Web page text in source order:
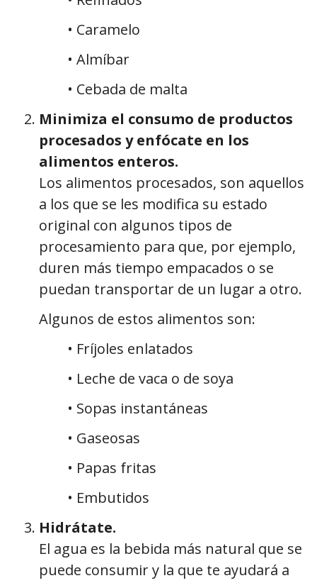
• Caramelo
• Almíbar
• Cebada de malta
Minimiza el consumo de productos
procesados y enfócate en los
alimentos enteros.
Los alimentos procesados, son aquellos
a los que se les modifica su estado
original con algunos tipos de
procesamiento para que, por ejemplo,
duren más tiempo empacados o se
puedan transportar de un lugar a otro.
Algunos de estos alimentos son:
• Fríjoles enlatados
• Leche de vaca o de soya
• Sopas instantáneas
• Gaseosas
• Papas fritas
• Embutidos
Hidrátate.
El agua es la bebida más natural que se
puede consumir y la que te ayudará a